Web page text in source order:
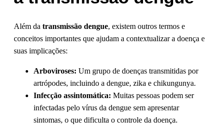
Além da transmissão dengue, existem outros termos e
conceitos importantes que ajudam a contextualizar a doença e
suas implicações:
Arboviroses: Um grupo de doenças transmitidas por
artrópodes, incluindo a dengue, zika e chikungunya.
Infecção assintomática: Muitas pessoas podem ser
infectadas pelo vírus da dengue sem apresentar
sintomas, o que dificulta o controle da doença.